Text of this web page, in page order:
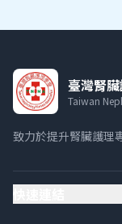
臺灣腎
Taiwan
致力於提升腎臟護理